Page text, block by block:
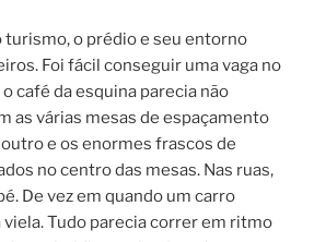
turismo, o prédio e seu entorno
Foi fácil conseguir uma vaga no
café da esquina parecia não
as várias mesas de espaçamento
e os enormes frascos de
no centro das mesas. Nas ruas,
De vez em quando um carro
Tudo parecia correr em ritmo